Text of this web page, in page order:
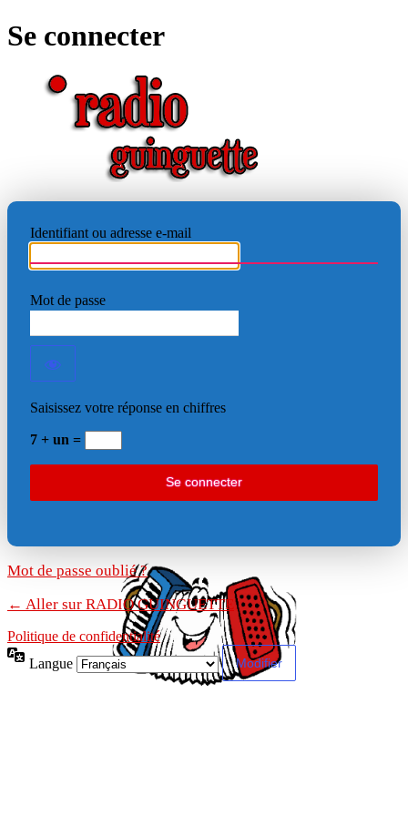
Se connecter
Identifiant ou adresse e-mail
Mot de passe
Saisissez votre réponse en chiffres
7 + un =
Mot de passe oublié ?
← Aller sur RADIO GUINGUETTE
Politique de confidentialité
Langue